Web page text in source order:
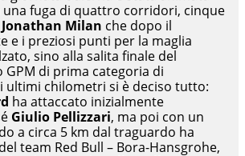
una fuga di quattro corridori, cinque
Jonathan Milan che dopo il
e i preziosi punti per la maglia
sino alla salita finale del
GPM di prima categoria di
ultimi chilometri si è deciso tutto:
ha attaccato inizialmente
Giulio Pellizzari, ma poi con un
a circa 5 km dal traguardo ha
team Red Bull – Bora-Hansgrohe,